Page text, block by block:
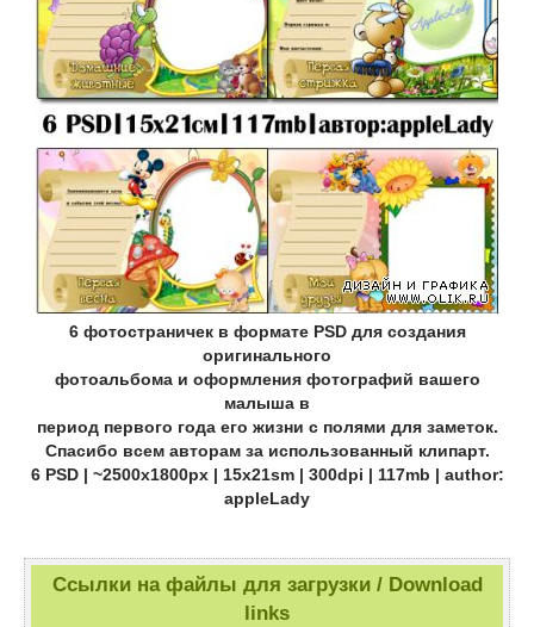
6 фотостраничек в формате PSD для создания
оригинального
фотоальбома и оформления фотографий вашего
малыша в
период первого года его жизни с полями для заметок.
Спасибо всем авторам за использованный клипарт.
6 PSD | ~2500x1800px | 15x21sm | 300dpi | 117mb | author:
appleLady
Ссылки на файлы для загрузки / Download
links